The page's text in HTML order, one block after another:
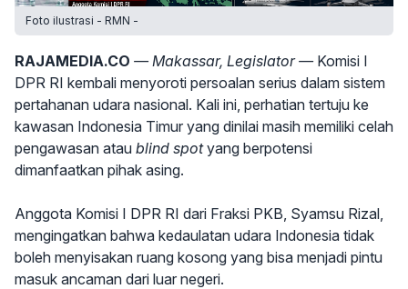
Foto ilustrasi - RMN -
RAJAMEDIA.CO — Makassar, Legislator —Komisi I
DPR RI kembali menyoroti persoalan serius dalam sistem
pertahanan udara nasional. Kali ini, perhatian tertuju ke
kawasan Indonesia Timur yang dinilai masih memiliki celah
pengawasan atau blind spotyang berpotensi
dimanfaatkan pihak asing.
Anggota Komisi I DPR RI dari Fraksi PKB, Syamsu Rizal,
mengingatkan bahwa kedaulatan udara Indonesia tidak
boleh menyisakan ruang kosong yang bisa menjadi pintu
masuk ancaman dari luar negeri.